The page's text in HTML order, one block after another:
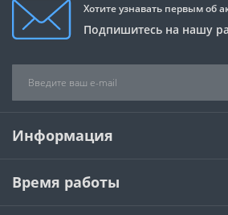
Хотите узнавать первым об
Подпишитесь на нашу
Информация
Время работы